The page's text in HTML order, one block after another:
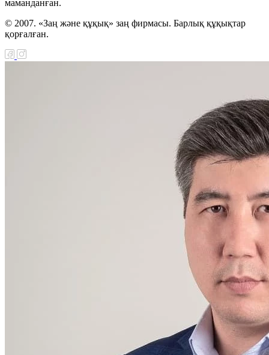
маманданған.
© 2007. «Заң және құқық» заң фирмасы. Барлық құқықтар
қорғалған.